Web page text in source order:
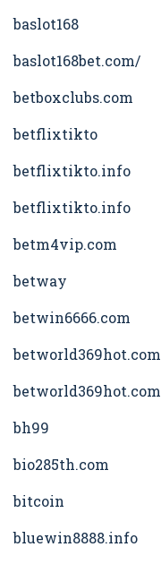
baslot168
baslot168bet.com/
betboxclubs.com
betflixtikto
betflixtikto.info
betflixtikto.info
betm4vip.com
betway
betwin6666.com
betworld369hot.com
betworld369hot.com
bh99
bio285th.com
bitcoin
bluewin8888.info